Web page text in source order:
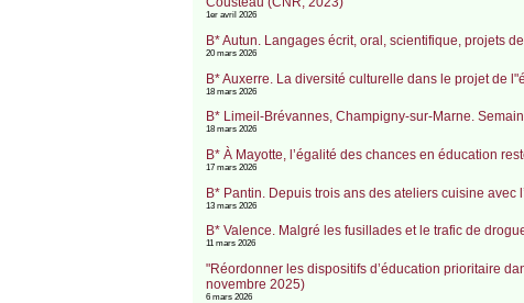
1er avril 2026
B* Autun. Langages écrit, oral, scientifique, projets
20 mars 2026
B* Auxerre. La diversité culturelle dans le projet de
18 mars 2026
B* Limeil-Brévannes, Champigny-sur-Marne.
18 mars 2026
B* À Mayotte, l’égalité des chances en éducation
17 mars 2026
B* Pantin. Depuis trois ans des ateliers cuisine
13 mars 2026
B* Valence. Malgré les fusillades et le trafic de
11 mars 2026
"Réordonner les dispositifs d’éducation prioritaire
novembre 2025)
6 mars 2026